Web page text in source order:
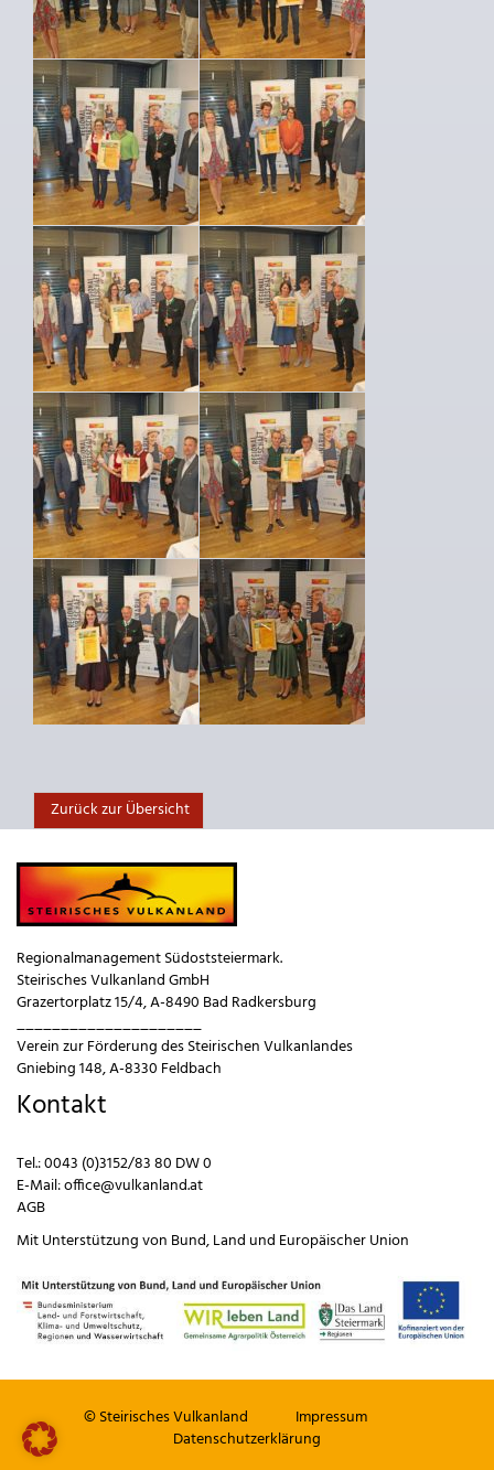
Zurück zur Übersicht
Regionalmanagement Südoststeiermark.
Steirisches Vulkanland GmbH
Grazertorplatz 15/4, A-8490 Bad Radkersburg
_____________________
Verein zur Förderung des Steirischen Vulkanlandes
Gniebing 148, A-8330 Feldbach
Kontakt
Tel.:0043 (0)3152/83 80 DW 0
E-Mail:office@vulkanland.at
AGB
Mit Unterstützung von Bund,Land und Europäischer Union
© Steirisches Vulkanland
Impressum
Datenschutzerklärung